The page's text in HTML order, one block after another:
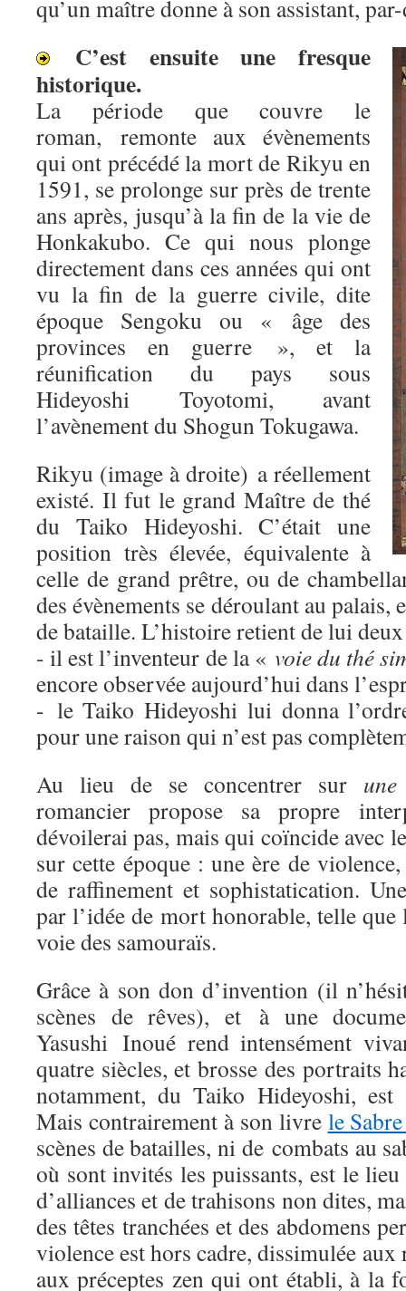
qu’un maître donne à son assistant,
C’est ensuite une fresque
historique.
La période que couvre le
roman, remonte aux évènements
qui ont précédé la mort de Rikyu en
1591, se prolonge sur près de trente
ans après, jusqu’à la fin de la vie de
Honkakubo. Ce qui nous plonge
directement dans ces années qui ont
vu la fin de la guerre civile, dite
époque Sengoku ou « âge des
provinces en guerre », et la
réunification du pays sous
Hideyoshi Toyotomi, avant
l’avènement du Shogun Tokugawa.
Rikyu (image à droite) a réellement
existé. Il fut le grand Maître de thé
du Taiko Hideyoshi. C’était une
position très élevée, équivalente à
celle de grand prêtre, ou de
des évènements se déroulant au palais,
de bataille. L’histoire retient de lui
- il est l’inventeur de la « voie du thé
encore observée aujourd’hui dans
- le Taiko Hideyoshi lui donna
pour une raison qui n’est pas
Au lieu de se concentrer sur
romancier propose sa propre
dévoilerai pas, mais qui coïncide avec
sur cette époque : une ère de
de raffinement et sophistatication.
par l’idée de mort honorable, telle
voie des samouraïs.
Grâce à son don d’invention (il
scènes de rêves), et à une
Yasushi Inoué rend intensément
quatre siècles, et brosse des portraits
notamment, du Taiko Hideyoshi, est
Mais contrairement à son livre le
scènes de batailles, ni de combats au
où sont invités les puissants, est le lieu
d’alliances et de trahisons non dites,
des têtes tranchées et des abdomens
violence est hors cadre, dissimulée
aux préceptes zen qui ont établi, à la